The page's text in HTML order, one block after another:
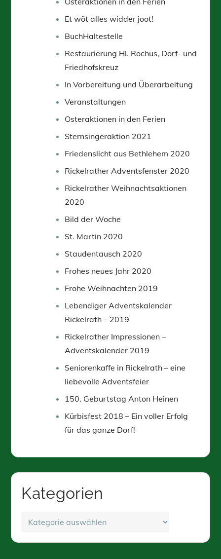
Et wöt alles widder joot!
BuchHaltestelle
Restaurierung Hl. Rochus, Dorf- und
Friedhofskreuz
In Vorbereitung und Überarbeitung
Veranstaltungen
Osteraktionen in den Ferien
Sternsingeraktion 2021
Friedenslicht aus Bethlehem 2020
Rickelrather Adventsfenster 2020
Rickelrather Weihnachtsaktionen
2020
Bild der Woche
St. Martin 2020
Staudentausch 2020
Frohes neues Jahr 2020
Frohe Weihnachten 2019
Lebendiger Adventskalender
Rickelrath – 2019
Rickelrather Impressionen –
Adventskalender 2019
Seniorenkaffe in Rickelrath – eine
liebevolle Adventsfeier
150. Geburtstag Anton Heinen
Kürbisfest 2018 – Ein voller Erfolg
für das ganze Dorf!
Kategorien
Kategorien